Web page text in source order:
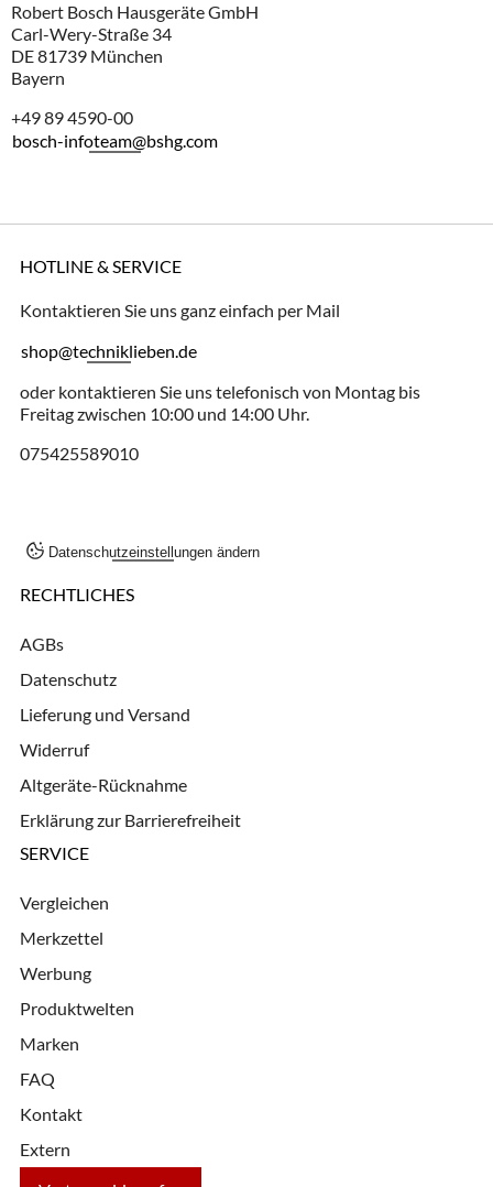
Robert Bosch Hausgeräte GmbH
Carl-Wery-Straße 34
DE 81739 München
Bayern
+49 89 4590-00
bosch-infoteam@bshg.com
HOTLINE & SERVICE
Kontaktieren Sie uns ganz einfach per Mail
shop@techniklieben.de
oder kontaktieren Sie uns telefonisch von Montag bis
Freitag zwischen 10:00 und 14:00 Uhr.
075425589010
Datenschutzeinstellungen ändern
RECHTLICHES
AGBs
Datenschutz
Lieferung und Versand
Widerruf
Altgeräte-Rücknahme
Erklärung zur Barrierefreiheit
SERVICE
Vergleichen
Merkzettel
Werbung
Produktwelten
Marken
FAQ
Kontakt
Extern